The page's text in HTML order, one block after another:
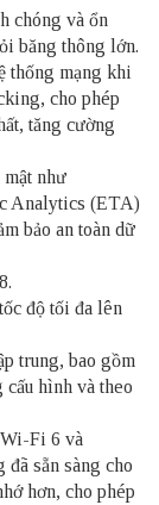
chóng và ổn
băng thông lớn.
thống mạng khi
cho phép
tăng cường
mật như
Analytics (ETA)
bảo an toàn dữ
độ tối đa lên
trung, bao gồm
hình và theo
Fi 6 và
đã sẵn sàng cho
hơn, cho phép